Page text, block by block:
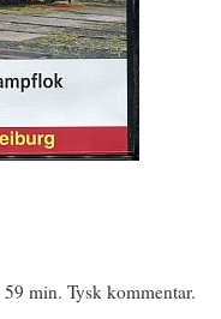
59 min. Tysk kommentar.